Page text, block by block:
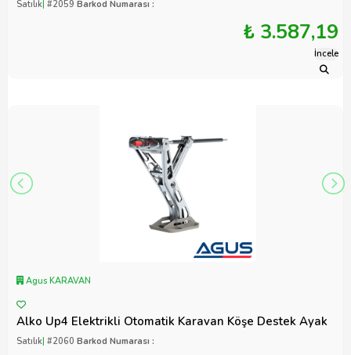
Satılık| #2059 Barkod Numarası :
₺ 3.587,19
İncele
Agus KARAVAN
Alko Up4 Elektrikli Otomatik Karavan Köşe Destek Ayak
Satılık| #2060 Barkod Numarası :